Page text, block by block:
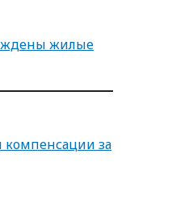
жилые
компенсации за